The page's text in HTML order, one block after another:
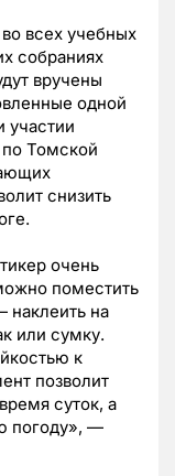
всех учебных
собраниях
вручены
одной
участии
Томской
снизить
очень
поместить
наклеить на
или сумку.
к
позволит
суток, а
погоду», —